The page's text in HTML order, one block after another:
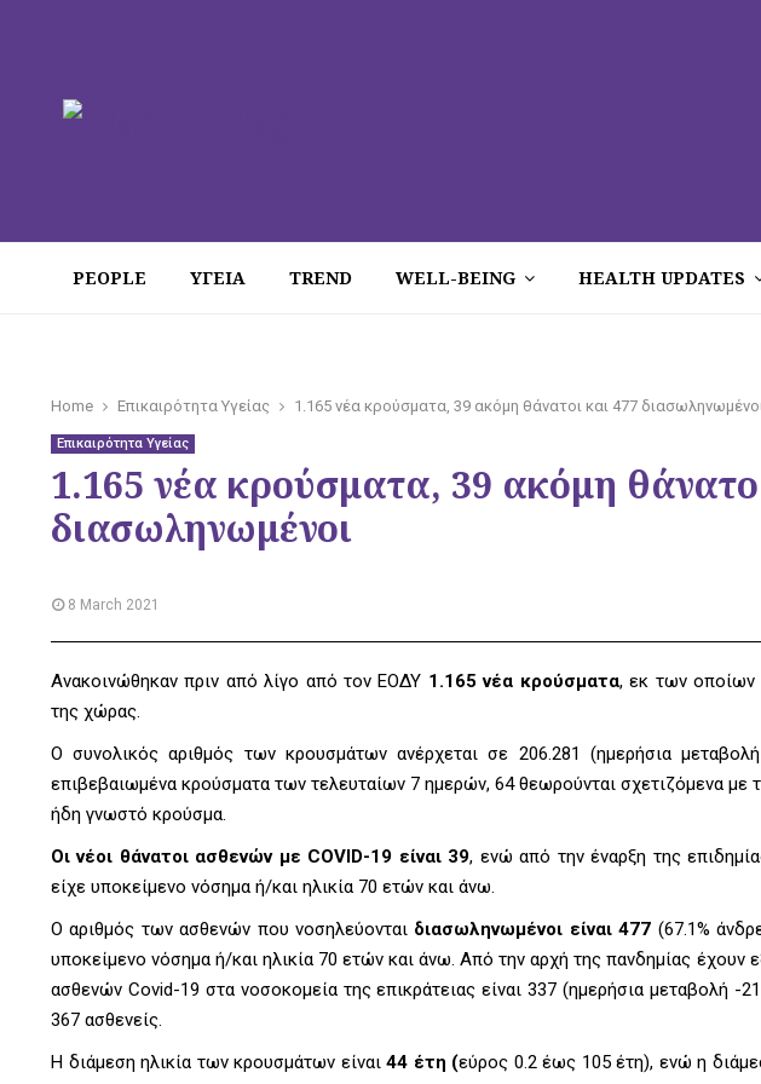
PEOPLE ΥΓΕΙΑ TREND WELL-BEING HEALTH UPDATES
Home Επικαιρότητα Υγείας 1.165 νέα κρούσματα, 39 ακόμη θάνατοι και 477
Επικαιρότητα Υγείας
1.165 νέα κρούσματα, 39 ακόμη
διασωληνωμένοι
8 March 2021
Ανακοινώθηκαν πριν από λίγο από τον ΕΟΔΥ 1.165 νέα κρούσματα, εκ των οποίων
της χώρας.
Ο συνολικός αριθμός των κρουσμάτων ανέρχεται σε 206.281 (ημερήσια
επιβεβαιωμένα κρούσματα των τελευταίων 7 ημερών, 64 θεωρούνται σχετιζόμενα με
ήδη γνωστό κρούσμα.
Οι νέοι θάνατοι ασθενών με COVID-19 είναι 39, ενώ από την έναρξη της
είχε υποκείμενο νόσημα ή/και ηλικία 70 ετών και άνω.
Ο αριθμός των ασθενών που νοσηλεύονται διασωληνωμένοι είναι 477 (67.1%
υποκείμενο νόσημα ή/και ηλικία 70 ετών και άνω. Από την αρχή της πανδημίας έχουν
ασθενών Covid-19 στα νοσοκομεία της επικράτειας είναι 337 (ημερήσια μεταβολή -
367 ασθενείς.
Η διάμεση ηλικία των κρουσμάτων είναι44 έτη (εύρος 0.2 έως 105 έτη), ενώ η